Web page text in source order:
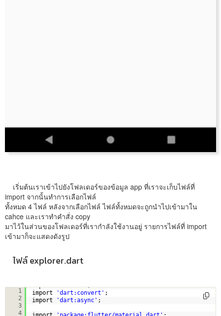
เริ่มต้นเราเข้าไปยังโฟลเดอร์ของข้อมูล app ที่เราจะเก็บไฟล์ที่
import จากนั้นทำการเลือกไฟล์
ทั้งหมด 4 ไฟล์ หลังจากเลือกไฟล์ ไฟล์ทั้งหมดจะถูกนำไปเข้ามาใน
cahce และเราทำคำสั่ง copy
มาไว้ในส่วนของโฟลเดอร์ที่เรากำลังใช้งานอยู่ รายการไฟล์ที่ import
เข้ามาก็จะแสดงดังรูป
ไฟล์ explorer.dart
1
2
3
4
import 'dart:io';
import
'dart:convert' ;
import
'dart:async' ;